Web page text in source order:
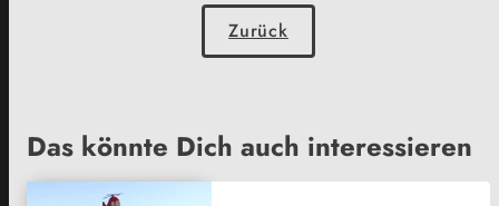
Zurück
Das könnte Dich auch interessieren